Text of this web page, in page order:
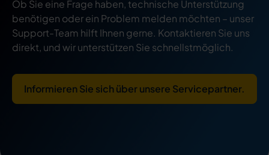
Ob Sie eine Frage haben, technische Unterstützung
benötigen oder ein Problem melden möchten – unser
Support-Team hilft Ihnen gerne. Kontaktieren Sie uns
direkt, und wir unterstützen Sie schnellstmöglich.
Informieren Sie sich über unsere Servicepartner.